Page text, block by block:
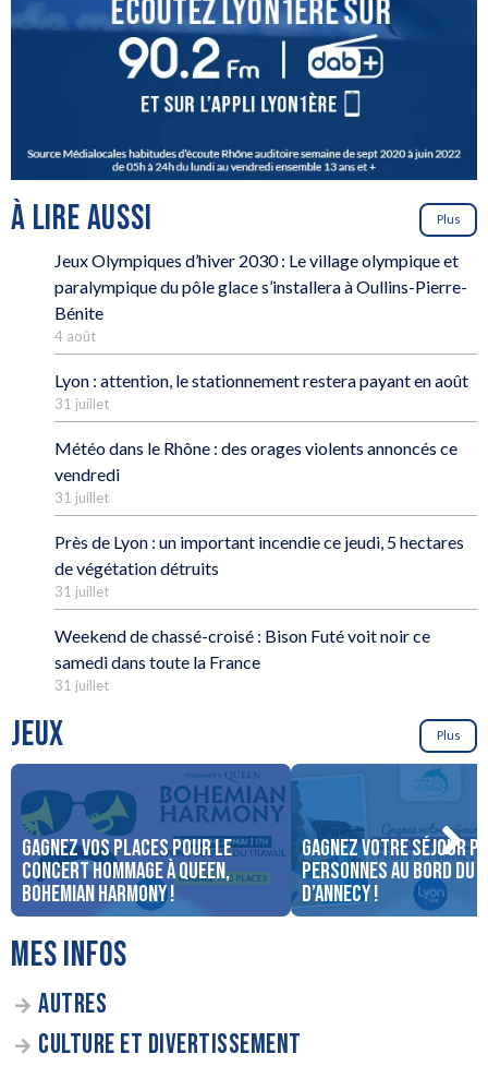
À LIRE AUSSI Plus
Jeux Olympiques d’hiver 2030 : Le village olympique et
paralympique du pôle glace s’installera à Oullins-Pierre-
Bénite
4 août
Lyon : attention, le stationnement restera payant en août
31 juillet
Météo dans le Rhône : des orages violents annoncés ce
vendredi
31 juillet
Près de Lyon : un important incendie ce jeudi, 5 hectares
de végétation détruits
31 juillet
Weekend de chassé-croisé : Bison Futé voit noir ce
samedi dans toute la France
31 juillet
JEUX Plus
Gagnez vos places pour le
concert Hommage à Queen,
Bohemian Harmony !
Gagnez votre séjour
personnes au bord du
d’Annecy !
MES INFOS
AUTRES
CULTURE ET DIVERTISSEMENT